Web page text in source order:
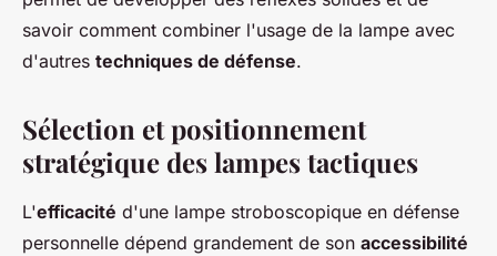
savoir comment combiner l'usage de la lampe avec
d'autres techniques de défense.
Sélection et positionnement
stratégique des lampes tactiques
L'efficacité d'une lampe stroboscopique en défense
personnelle dépend grandement de son accessibilité